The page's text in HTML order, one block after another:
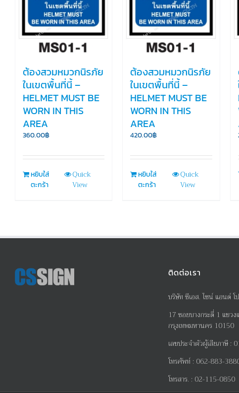
ต้องสวมหมวกนิรภัย
ในเขตพื้นที่นี้ –
HELMET MUST BE
WORN IN THIS
AREA
360.00฿
หยิบใส่
ตะกร้า
Quick
View
ต้องสวมหมวกนิรภัย
ในเขตพื้นที่นี้ –
HELMET MUST BE
WORN IN THIS
AREA
420.00฿
หยิบใส่
ตะกร้า
Quick
View
ติดต่อเรา
บริษัท ซีเอส. ไซน์ แอนด์ โ
17ซอยบางกระดี่ 1 แขว
กรุงเทพมหานคร 10150
เลขประจำตัวผู้เสียภาษี :
โทรศัพท์:062-883-
โทรสาร. :02-115-0850